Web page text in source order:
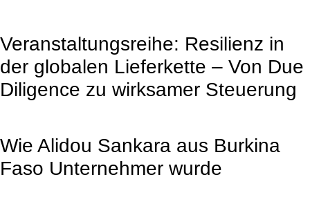
Veranstaltungsreihe: Resilienz in
der globalen Lieferkette – Von Due
Diligence zu wirksamer Steuerung
Wie Alidou Sankara aus Burkina
Faso Unternehmer wurde